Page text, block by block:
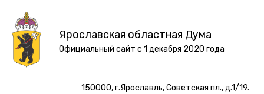
Ярославская областная Дума
Официальный сайт с 1 декабря 2020 года
150000, г.Ярославль, Советская пл., д.1/19.